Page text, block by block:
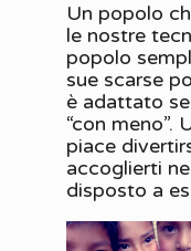
Un popolo
le nostre
popolo
sue scarse
è adattato
“con meno”.
piace
accoglierti
disposto a